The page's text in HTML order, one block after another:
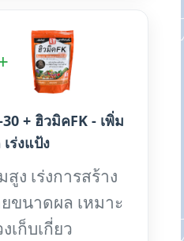
+ ฮิวมิคFK - เพิ่ม
ร่งแป้ง
ง เร่งการสร้าง
ขนาดผล เหมาะ
เก็บเกี่ยว